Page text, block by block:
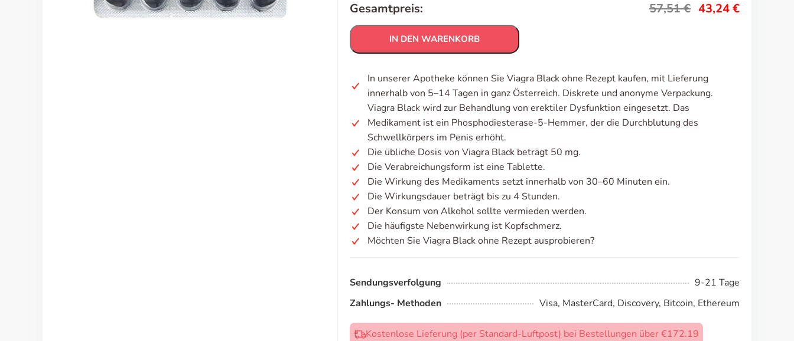
Gesamtpreis: 57,51€ 43,24€
IN DEN WARENKORB
In unserer Apotheke können Sie Viagra Black ohne Rezept kaufen, mit Lieferung
innerhalb von 5–14 Tagen in ganz Österreich. Diskrete und anonyme Verpackung.
Viagra Black wird zur Behandlung von erektiler Dysfunktion eingesetzt. Das
Medikament ist ein Phosphodiesterase-5-Hemmer, der die Durchblutung des
Schwellkörpers im Penis erhöht.
Die übliche Dosis von Viagra Black beträgt 50 mg.
Die Verabreichungsform ist eine Tablette.
Die Wirkung des Medikaments setzt innerhalb von 30–60 Minuten ein.
Die Wirkungsdauer beträgt bis zu 4 Stunden.
Der Konsum von Alkohol sollte vermieden werden.
Die häufigste Nebenwirkung ist Kopfschmerz.
Möchten Sie Viagra Black ohne Rezept ausprobieren?
Sendungsverfolgung
9-21 Tage
Zahlungs- Methoden
Visa, MasterCard, Discovery, Bitcoin, Ethereum
Kostenlose Lieferung (per Standard-Luftpost) bei Bestellungen über €172.19